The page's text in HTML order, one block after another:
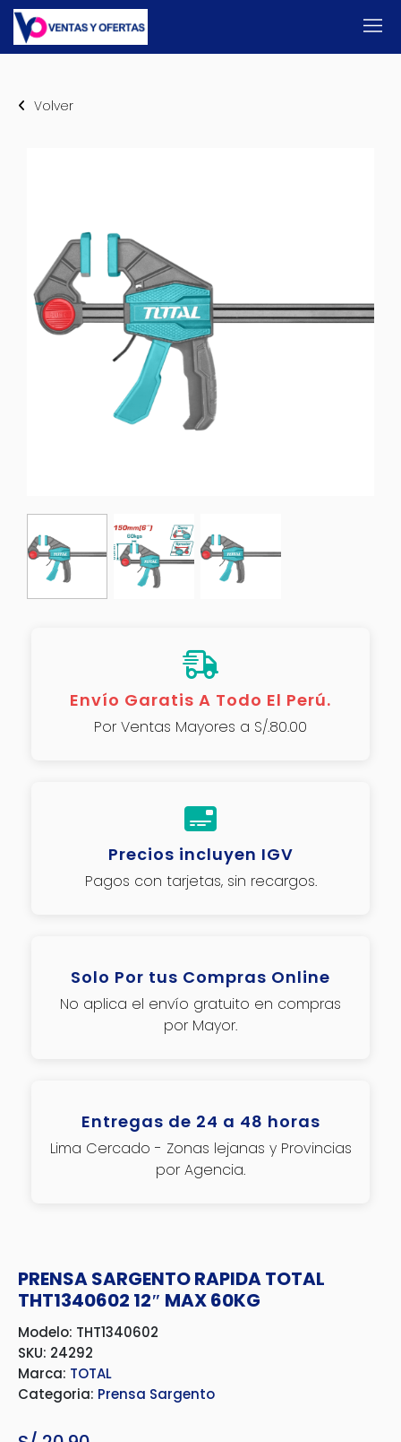
Volver
Envío Garatis A Todo El Perú.
Por Ventas Mayores a S/.80.00
Precios incluyen IGV
Pagos con tarjetas, sin recargos.
Solo Por tus Compras Online
No aplica el envío gratuito en compras
por Mayor.
Entregas de 24 a 48 horas
Lima Cercado - Zonas lejanas y Provincias
por Agencia.
PRENSA SARGENTO RAPIDA TOTAL
THT1340602 12″ MAX 60KG
Modelo: THT1340602
SKU: 24292
Marca: TOTAL
Categoria: Prensa Sargento